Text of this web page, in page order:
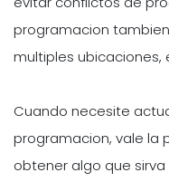
programacion
multiples ubicaciones,
Cuando necesite
programacion, vale la
obtener algo que